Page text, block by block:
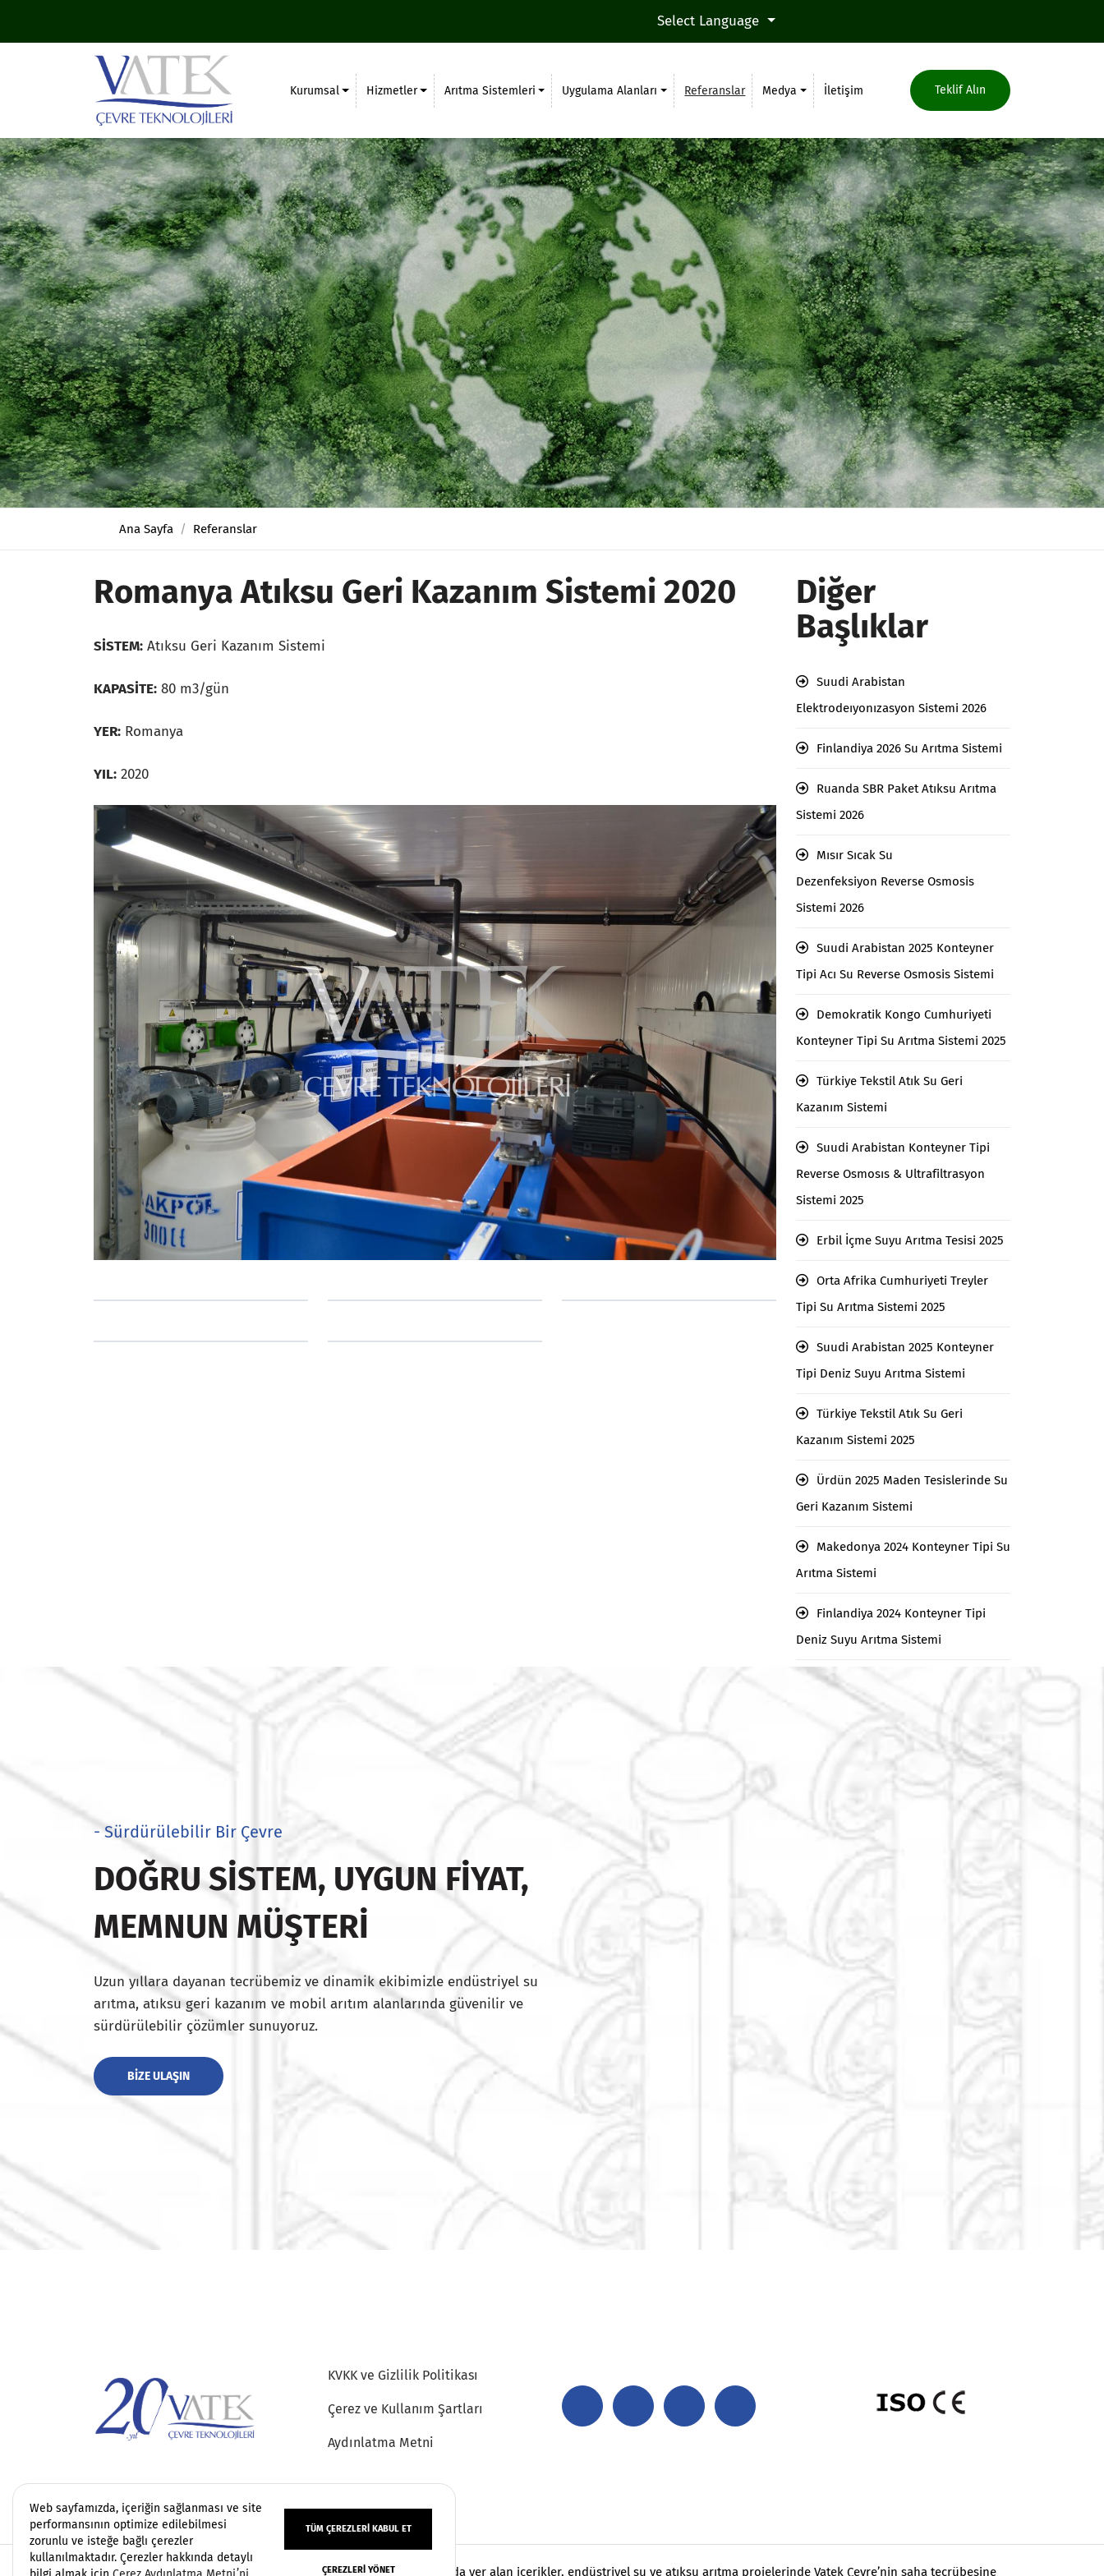
Select Language
Kurumsal Hizmetler Arıtma Sistemleri Uygulama Alanları Referanslar Medya İletişim Teklif Alın
Ana Sayfa Referanslar
Romanya Atıksu Geri Kazanım Sistemi 2020
SİSTEM: Atıksu Geri Kazanım Sistemi
KAPASİTE: 80 m3/gün
YER: Romanya
YIL: 2020
Diğer
Başlıklar
Suudi Arabistan
Elektrodeıyonızasyon Sistemi 2026
Finlandiya 2026 Su Arıtma Sistemi
Ruanda SBR Paket Atıksu Arıtma
Sistemi 2026
Mısır Sıcak Su
Dezenfeksiyon Reverse Osmosis
Sistemi 2026
Suudi Arabistan 2025 Konteyner
Tipi Acı Su Reverse Osmosis Sistemi
Demokratik Kongo Cumhuriyeti
Konteyner Tipi Su Arıtma Sistemi 2025
Türkiye Tekstil Atık Su Geri
Kazanım Sistemi
Suudi Arabistan Konteyner Tipi
Reverse Osmosıs & Ultrafiltrasyon
Sistemi 2025
Erbil İçme Suyu Arıtma Tesisi 2025
Orta Afrika Cumhuriyeti Treyler
Tipi Su Arıtma Sistemi 2025
Suudi Arabistan 2025 Konteyner
Tipi Deniz Suyu Arıtma Sistemi
Türkiye Tekstil Atık Su Geri
Kazanım Sistemi 2025
Ürdün 2025 Maden Tesislerinde Su
Geri Kazanım Sistemi
Makedonya 2024 Konteyner Tipi Su
Arıtma Sistemi
Finlandiya 2024 Konteyner Tipi
Deniz Suyu Arıtma Sistemi
- Sürdürülebilir Bir Çevre
DOĞRU SISTEM, UYGUN FIYAT,
MEMNUN MÜŞTERI
Uzun yıllara dayanan tecrübemiz ve dinamik ekibimizle endüstriyel su
arıtma, atıksu geri kazanım ve mobil arıtım alanlarında güvenilir ve
sürdürülebilir çözümler sunuyoruz.
BIZE ULAŞIN
KVKK ve Gizlilik Politikası
Çerez ve Kullanım Şartları
Aydınlatma Metni
Copyright 2006 - 2026 Vatek Çevre. Her hakkı saklıdır. Sayfamızda yer alan içerikler, endüstriyel su ve atıksu arıtma projelerinde Vatek Çevre’nin saha tecrübesine
Web sayfamızda, içeriğin sağlanması ve site
performansının optimize edilebilmesi
zorunlu ve isteğe bağlı çerezler
kullanılmaktadır. Çerezler hakkında detaylı
TÜM ÇEREZLERI KABUL ET
ÇEREZLERI YÖNET